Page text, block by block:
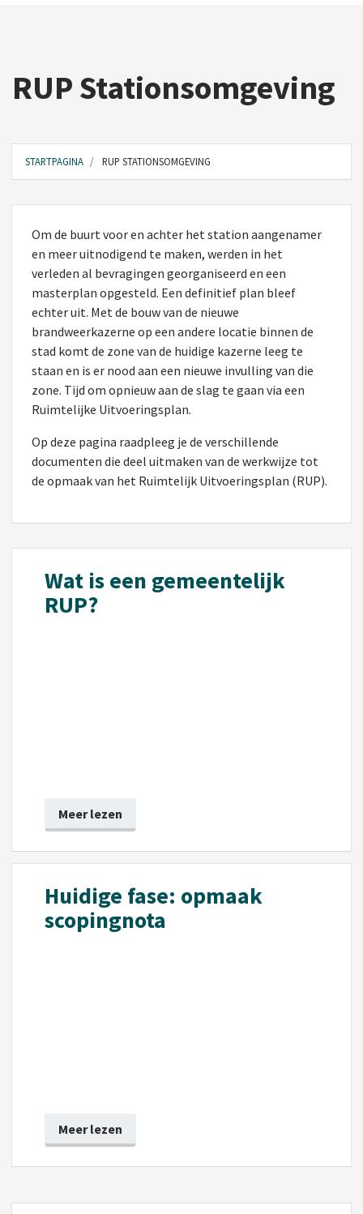
RUP Stationsomgeving
STARTPAGINA RUP STATIONSOMGEVING
Om de buurt voor en achter het station aangenamer
en meer uitnodigend te maken, werden in het
verleden al bevragingen georganiseerd en een
masterplan opgesteld. Een definitief plan bleef
echter uit. Met de bouw van de nieuwe
brandweerkazerne op een andere locatie binnen de
stad komt de zone van de huidige kazerne leeg te
staan en is er nood aan een nieuwe invulling van die
zone. Tijd om opnieuw aan de slag te gaan via een
Ruimtelijke Uitvoeringsplan.
Op deze pagina raadpleeg je de verschillende
documenten die deel uitmaken van de werkwijze tot
de opmaak van het Ruimtelijk Uitvoeringsplan (RUP).
Wat is een gemeentelijk
RUP?
Meer lezen
Huidige fase: opmaak
scopingnota
Meer lezen